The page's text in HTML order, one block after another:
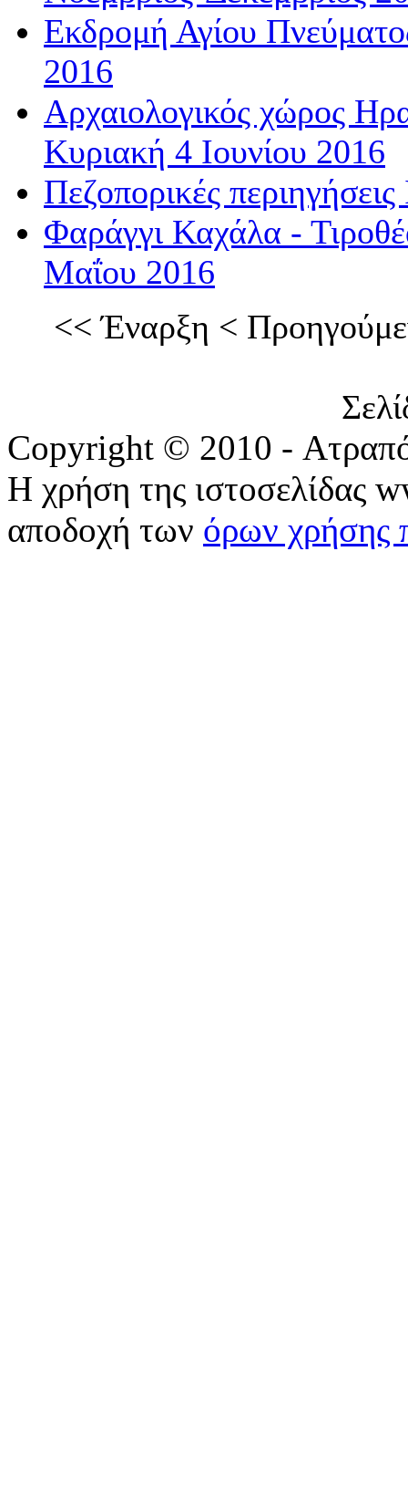
Εκδρομή Αγίου
2016
Αρχαιολογικός χώρος
Κυριακή 4 Ιουνίου 2016
Πεζοπορικές
Φαράγγι Καχάλα -
Μαΐου 2016
<<Έναρξη <
Copyright © 2010 -
Η χρήση της ιστοσελίδας
αποδοχή των όρων χρήσης